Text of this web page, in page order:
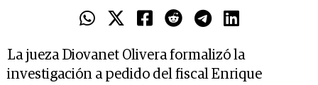
La jueza Diovanet Olivera formalizó la
investigación a pedido del fiscal Enrique